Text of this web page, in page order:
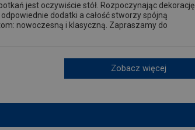
jest oczywiście stół. Rozpoczynając dekorację
dodatki a całość stworzy spójną
nowoczesną i klasyczną. Zapraszamy do
Zobacz więcej